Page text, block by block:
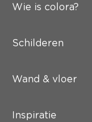
Wie is colora?
Schilderen
Wand & vloer
Inspiratie